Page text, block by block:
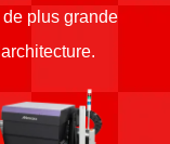
plus grande